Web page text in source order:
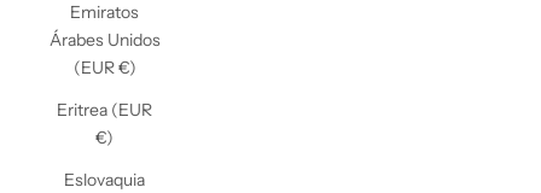
Emiratos
Árabes Unidos
(EUR €)
Eritrea (EUR
€)
Eslovaquia